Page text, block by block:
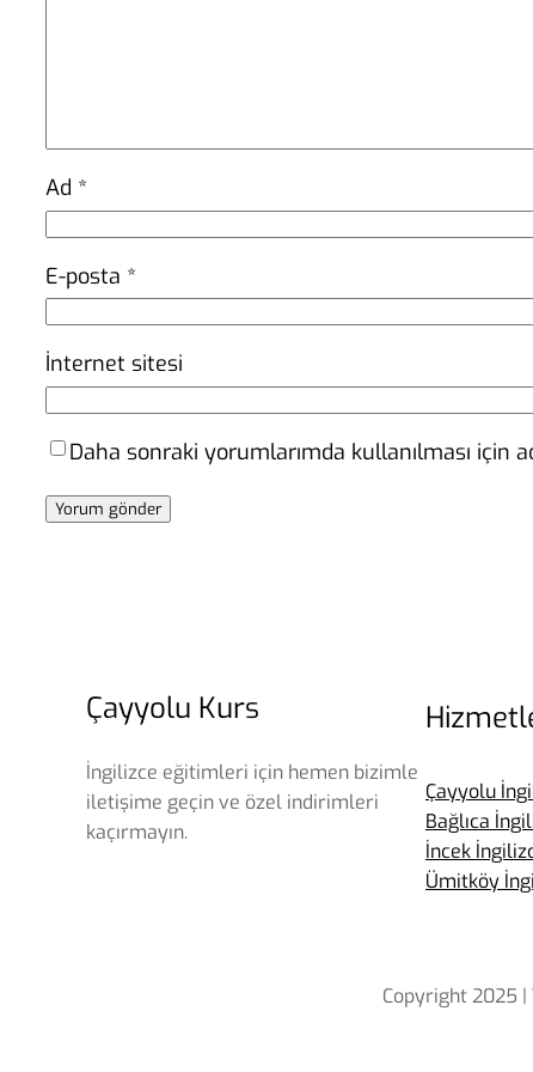
Ad *
E-posta *
İnternet sitesi
Daha sonraki yorumlarımda kullanılması için
Çayyolu Kurs
İngilizce eğitimleri için hemen bizimle
iletişime geçin ve özel indirimleri
kaçırmayın.
Çayyolu
Bağlıca
İncek
Ümitköy
Copyright 2025 |